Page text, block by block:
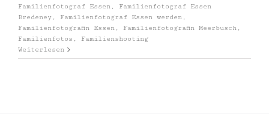
Familienfotograf Essen , Familienfotograf Essen
Bredeney , Familienfotograf Essen werden ,
Familienfotografin Essen , Familienfotografin Meerbusch ,
Familienfotos , Familienshooting
Weiterlesen